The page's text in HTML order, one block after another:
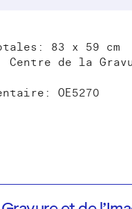
83 x 59 cm
de la
OE5270